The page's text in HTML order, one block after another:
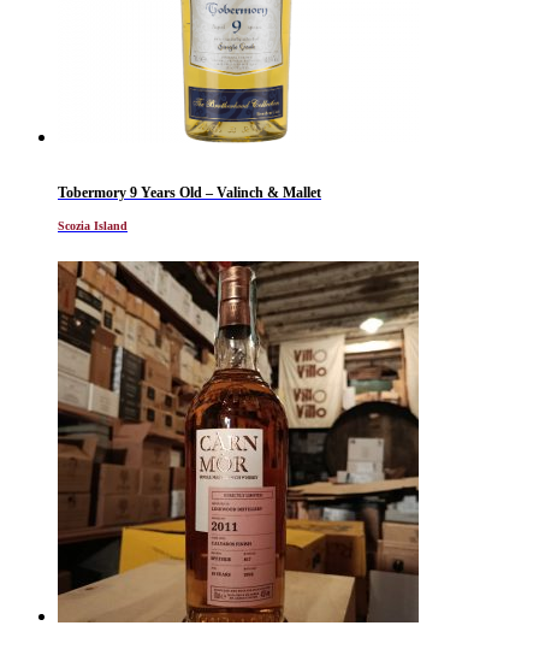
Tobermory 9 Years Old – Valinch & Mallet
Scozia Island